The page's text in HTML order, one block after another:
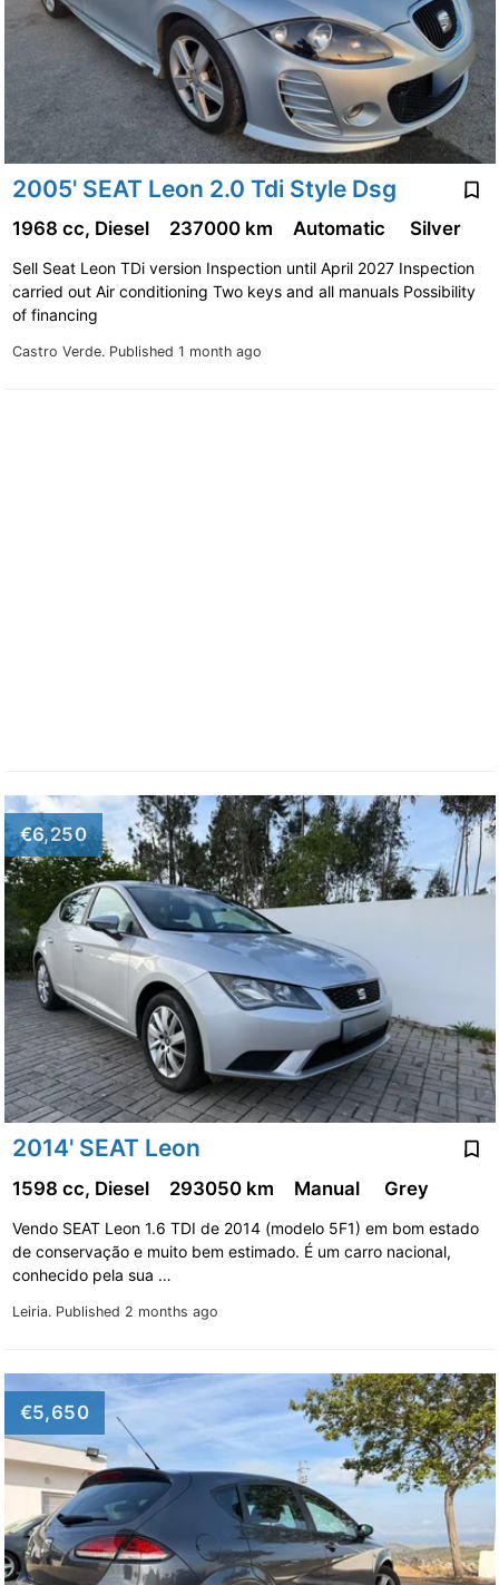
2005' SEAT Leon 2.0 Tdi Style Dsg
Castro Verde. Published 1 month ago
1968 cc, Diesel 237000 km Automatic Silver
Sell ​​Seat Leon TDi version Inspection until April 2027 Inspection
carried out Air conditioning Two keys and all manuals Possibility
of financing
€6,250
2014' SEAT Leon
Leiria. Published 2 months ago
1598 cc, Diesel 293050 km Manual Grey
Vendo SEAT Leon 1.6 TDI de 2014 (modelo 5F1) em bom estado
de conservação e muito bem estimado. É um carro nacional,
conhecido pela sua …
€5,650